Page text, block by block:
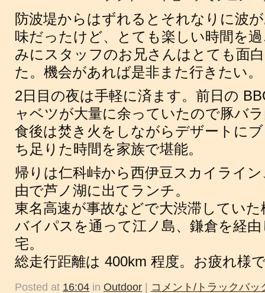
防波堤からはずれるとそれなりに波
味だったけど、とても楽しい時間を
みにスタッフのお兄さんはとても面
た。機会があれば是非また行きたい。
2日目の夜は手軽に済ます。前日の
ャベツが大量に余っていたので豚バ
食後は焚き火をしながらデザートに
ち足りた時間を家族で堪能。
帰りは仁科峠から西伊豆スカイライ
由で芦ノ湖に出てランチ。
東名高速が事故などで大渋滞してい
バイパスを通って江ノ島、鎌倉を経
宅。
総走行距離は 400km 程度。お疲れ様
Posted at 16:04 in Outdoor | コメント/トラックバッ